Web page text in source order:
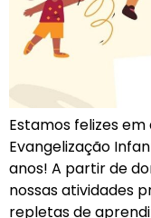
Estamos felizes
Evangelização
anos! A partir de
nossas atividades
repletas de